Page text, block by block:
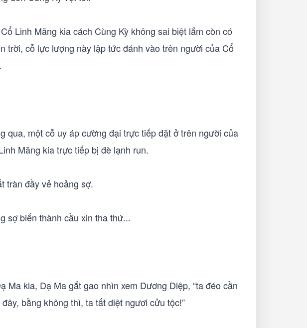
Linh Mãng kia cách Cùng Kỳ không sai biệt lắm còn có
trời, cỗ lực lượng này lập tức đánh vào trên người của Cổ
qua, một cỗ uy áp cường đại trực tiếp đặt ở trên người của
Mãng kia trực tiếp bị đè lạnh run.
tràn đầy vẻ hoảng sợ.
sợ biến thành cầu xin tha thứ...
kia, Dạ Ma gắt gao nhìn xem Dương Diệp, “ta đéo cần
bằng không thì, ta tất diệt ngươi cửu tộc!”